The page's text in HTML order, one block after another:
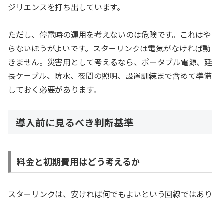
ジリエンスを打ち出しています。
ただし、停電時の運用を考えないのは危険です。これはや
らないほうがよいです。スターリンクは電気がなければ動
きません。災害用として考えるなら、ポータブル電源、延
長ケーブル、防水、夜間の照明、設置訓練まで含めて準備
しておく必要があります。
導入前に見るべき判断基準
料金と初期費用はどう考えるか
スターリンクは、安ければ何でもよいという回線ではあり